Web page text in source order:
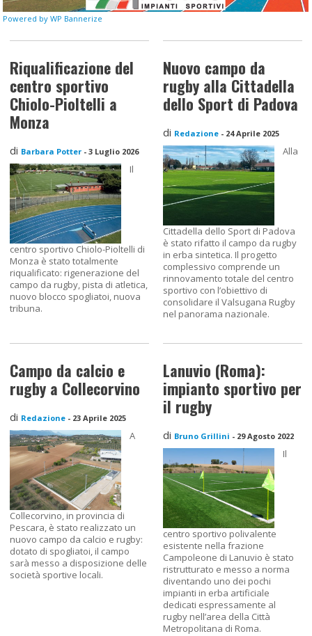
Powered by WP Bannerize
Riqualificazione del
centro sportivo
Chiolo-Pioltelli a
Monza
di Barbara Potter -3 Luglio 2026
Il
centro sportivo Chiolo-Pioltelli di
Monza è stato totalmente
riqualificato: rigenerazione del
campo da rugby, pista di atletica,
nuovo blocco spogliatoi, nuova
tribuna.
Nuovo campo da
rugby alla Cittadella
dello Sport di Padova
di Redazione - 24 Aprile 2025
Alla
Cittadella dello Sport di Padova
è stato rifatto il campo da rugby
in erba sintetica. Il progetto
complessivo comprende un
rinnovamento totale del centro
sportivo con l’obiettivo di
consolidare il Valsugana Rugby
nel panorama nazionale.
Campo da calcio e
rugby a Collecorvino
di Redazione - 23 Aprile 2025
A
Collecorvino, in provincia di
Pescara, è stato realizzato un
nuovo campo da calcio e rugby:
dotato di spogliatoi, il campo
sarà messo a disposizione delle
società sportive locali.
Lanuvio (Roma):
impianto sportivo per
il rugby
di Bruno Grillini - 29 Agosto 2022
Il
centro sportivo polivalente
esistente nella frazione
Campoleone di Lanuvio è stato
ristrutturato e messo a norma
diventando uno dei pochi
impianti in erba artificiale
dedicati espressamente al
rugby nell’area della Città
Metropolitana di Roma.